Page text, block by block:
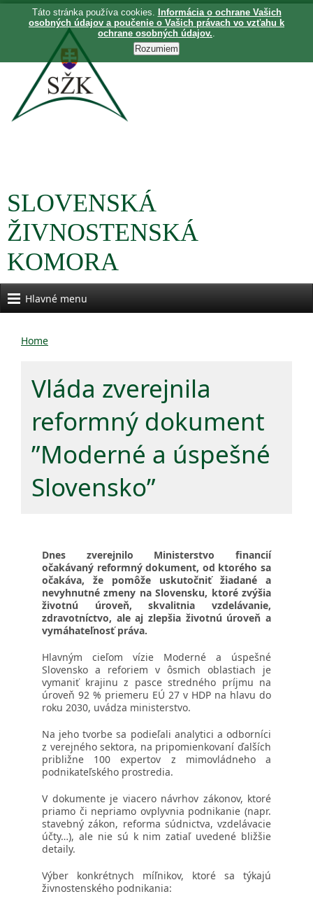
SLOVENSKÁ
ŽIVNOSTENSKÁ
KOMORA
Hlavné menu
Home
Vláda zverejnila
reformný dokument
ʺModerné a úspešné
Slovensko”
Dnes zverejnilo Ministerstvo financií
očakávaný reformný dokument, od ktorého sa
očakáva, že pomôže uskutočniť žiadané a
nevyhnutné zmeny na Slovensku, ktoré zvýšia
životnú úroveň, skvalitnia vzdelávanie,
zdravotníctvo, ale aj zlepšia životnú úroveň a
vymáhateľnosť práva.
Hlavným cieľom vízie Moderné a úspešné
Slovensko a reforiem v ôsmich oblastiach je
vymaniť krajinu z pasce stredného príjmu na
úroveň 92 % priemeru EÚ 27 v HDP na hlavu do
roku 2030, uvádza ministerstvo.
Na jeho tvorbe sa podieľali analytici a odborníci
z verejného sektora, na pripomienkovaní ďalších
približne 100 expertov z mimovládneho a
podnikateľského prostredia.
V dokumente je viacero návrhov zákonov, ktoré
priamo či nepriamo ovplyvnia podnikanie (napr.
stavebný zákon, reforma súdnictva, vzdelávacie
účty…), ale nie sú k nim zatiaľ uvedené bližšie
detaily.
Výber konkrétnych míľnikov, ktoré sa týkajú
živnostenského podnikania:
Táto stránka používa cookies.
Informácia o ochrane Vašich
osobných údajov a poučenie o Vašich právach vo vzťahu k
ochrane osobných údajov..